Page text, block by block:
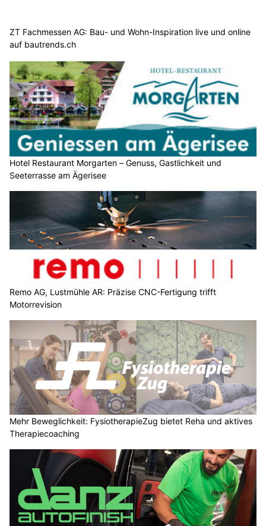
ZT Fachmessen AG: Bau- und Wohn-Inspiration live und online
auf bautrends.ch
Hotel Restaurant Morgarten – Genuss, Gastlichkeit und
Seeterrasse am Ägerisee
Remo AG, Lustmühle AR: Präzise CNC-Fertigung trifft
Motorrevision
Mehr Beweglichkeit: FysiotherapieZug bietet Reha und aktives
Therapiecoaching